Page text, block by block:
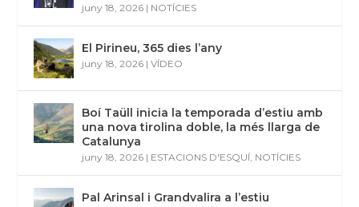
juny 18, 2026 | NOTÍCIES
El Pirineu, 365 dies l’any
juny 18, 2026 |VÍDEO
Boí Taüll inicia la temporada d’estiu amb
una nova tirolina doble, la més llarga de
Catalunya
juny 18, 2026 | ESTACIONS D'ESQUÍ NOTÍCIES
Pal Arinsal i Grandvalira a l’estiu